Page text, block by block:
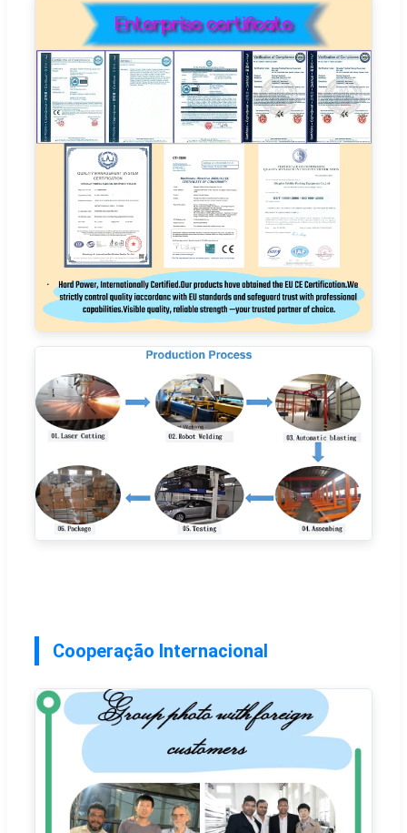
Cooperação Internacional